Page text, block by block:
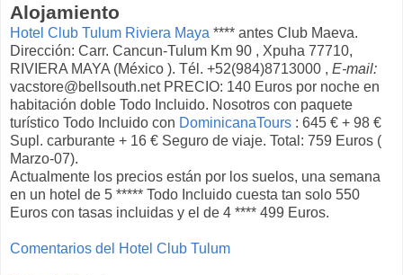
Alojamiento
Hotel Club Tulum Riviera Maya **** antes Club Maeva.
Dirección: Carr. Cancun-Tulum Km 90 , Xpuha 77710,
RIVIERA MAYA (México ). Tél. +52(984)8713000 , E-mail:
vacstore@bellsouth.net PRECIO: 140 Euros por noche en
habitación doble Todo Incluido. Nosotros con paquete
turístico Todo Incluido con DominicanaTours : 645 € + 98 €
Supl. carburante + 16 € Seguro de viaje. Total: 759 Euros (
Marzo-07).
Actualmente los precios están por los suelos, una semana
en un hotel de 5 ***** Todo Incluido cuesta tan solo 550
Euros con tasas incluidas y el de 4 **** 499 Euros.
Comentarios del Hotel Club Tulum